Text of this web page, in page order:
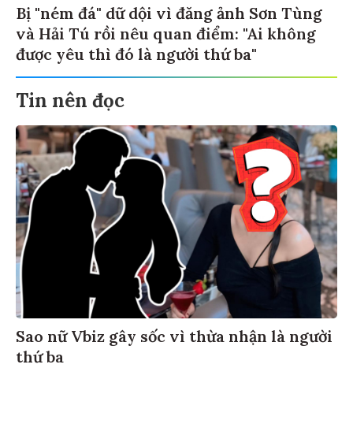
Bị "ném đá" dữ dội vì đăng ảnh Sơn Tùng
và Hải Tú rồi nêu quan điểm: "Ai không
được yêu thì đó là người thứ ba"
Tin nên đọc
Sao nữ Vbiz gây sốc vì thừa nhận là người
thứ ba